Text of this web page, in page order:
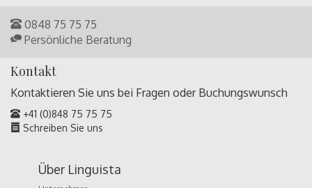
0848 75 75 75
Persönliche Beratung
Kontakt
Kontaktieren Sie uns bei Fragen oder Buchungswunsch
+41 (0)848 75 75 75
Schreiben Sie uns
Über Linguista